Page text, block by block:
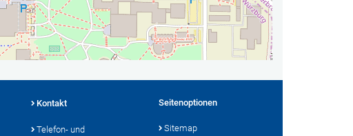
Kontakt
Telefon- und
Seitenoptionen
Sitemap